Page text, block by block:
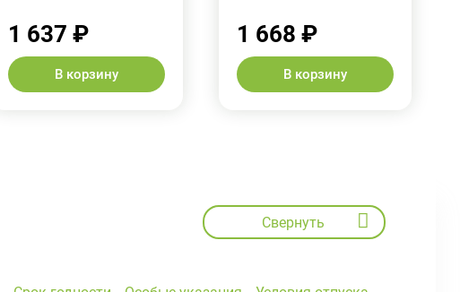
1 637 ₽
В корзину
1 668 ₽
В корзину
Свернуть